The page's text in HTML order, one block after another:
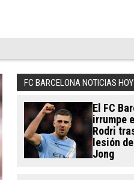
FC BARCELONA NOTICIAS HOY
El FC
irrumpe
Rodri
lesión
Jong